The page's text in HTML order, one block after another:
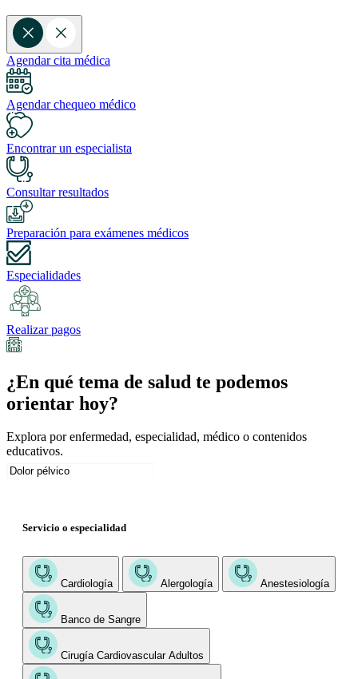
Agendar cita médica
Agendar chequeo médico
Encontrar un especialista
Consultar resultados
Preparación para exámenes médicos
Especialidades
Realizar pagos
¿En qué tema de salud te podemos
orientar hoy?
Explora por enfermedad, especialidad, médico o contenidos
educativos.
Servicio o especialidad
Cardiología Alergología Anestesiología
Banco de Sangre
Cirugía Cardiovascular Adultos